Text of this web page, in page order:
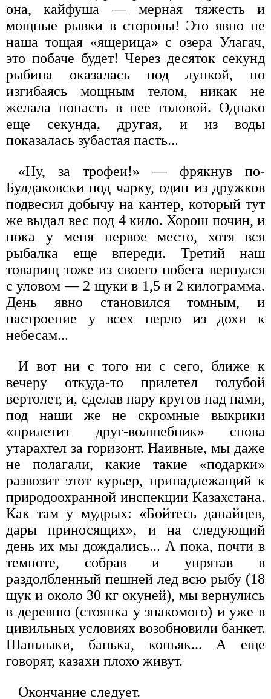
она, кайфуша — мерная тяжесть и
мощные рывки в стороны! Это явно не
наша тощая «ящерица» с озера Улагач,
это побаче будет! Через десяток секунд
рыбина оказалась под лункой, но
изгибаясь мощным телом, никак не
желала попасть в нее головой. Однако
еще секунда, другая, и из воды
показалась зубастая пасть...
«Ну, за трофеи!» — фрякнув по-
Булдаковски под чарку, один из дружков
подвесил добычу на кантер, который тут
же выдал вес под 4 кило. Хорош почин, и
пока у меня первое место, хотя вся
рыбалка еще впереди. Третий наш
товарищ тоже из своего побега вернулся
с уловом — 2 щуки в 1,5 и 2 килограмма.
День явно становился томным, и
настроение у всех перло из дохи к
небесам...
И вот ни с того ни с сего, ближе к
вечеру откуда-то прилетел голубой
вертолет, и, сделав пару кругов над нами,
под наши же не скромные выкрики
«прилетит друг-волшебник» снова
утарахтел за горизонт. Наивные, мы даже
не полагали, какие такие «подарки»
развозит этот курьер, принадлежащий к
природоохранной инспекции Казахстана.
Как там у мудрых: «Бойтесь данайцев,
дары приносящих», и на следующий
день их мы дождались... А пока, почти в
темноте, собрав и упрятав в
раздолбленный пешней лед всю рыбу (18
щук и около 30 кг окуней), мы вернулись
в деревню (стоянка у знакомого) и уже в
цивильных условиях возобновили банкет.
Шашлыки, банька, коньяк... А еще
говорят, казахи плохо живут.
Окончание следует.